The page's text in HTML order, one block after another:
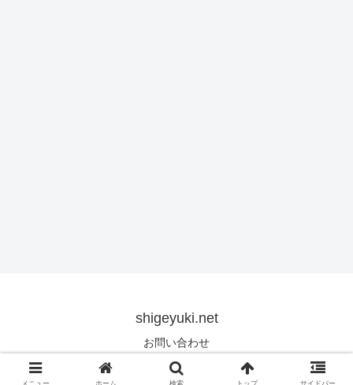
shigeyuki.net
お問い合わせ
© 2019 shigeyuki.net.
メニュー ホーム 検索 トップ サイドバー